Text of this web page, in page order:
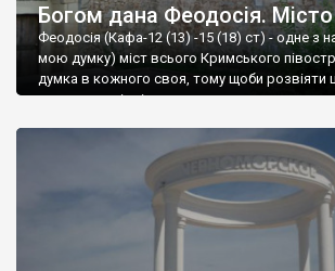
Богом дана Феодосія.
Феодосія (Кафа-12 (13) -15 (18) ст) - одне з
мою думку) міст всього Кримського
думка в кожного своя, тому щоби розвіяти
запрошую відвідати це